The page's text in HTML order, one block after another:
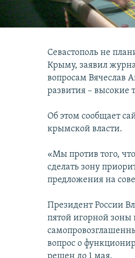
Севастополь не
Крыму, заявил
вопросам Вячеслав
развития – высокие
Об этом сообщает
крымской власти.
«Мы против того,
сделать зону
предложения на
Президент России
пятой игорной зоны
вопрос о